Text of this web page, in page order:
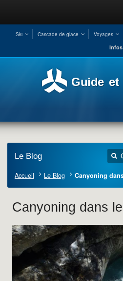
Ski Cascade de glace Voyages
Guide et
Le Blog
Accueil Le Blog Canyoning
Canyoning dans